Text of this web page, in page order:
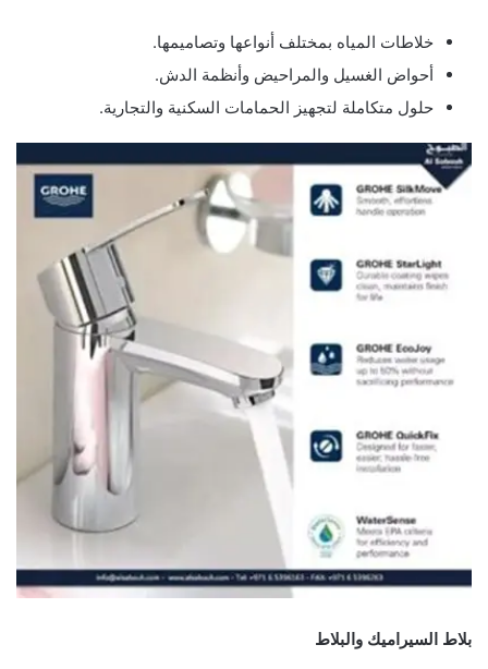
خلاطات المياه بمختلف أنواعها وتصاميمها.
أحواض الغسيل والمراحيض وأنظمة الدش.
حلول متكاملة لتجهيز الحمامات السكنية والتجارية.
بلاط السيراميك والبلاط